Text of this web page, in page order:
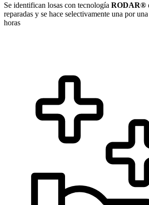
Se identifican losas con tecnología RODAR®
reparadas y se hace selectivamente una por
horas